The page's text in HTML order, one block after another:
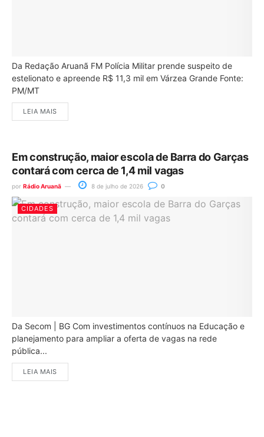
Da Redação Aruanã FM Polícia Militar prende suspeito de
estelionato e apreende R$ 11,3 mil em Várzea Grande Fonte:
PM/MT
LEIA MAIS
Em construção, maior escola de Barra do Garças
contará com cerca de 1,4 mil vagas
por Rádio Aruanã 8 de julho de 2026 0
CIDADES
Da Secom | BG Com investimentos contínuos na Educação e
planejamento para ampliar a oferta de vagas na rede
pública...
LEIA MAIS